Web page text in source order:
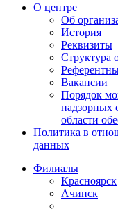
О центре
Об
История
Реквизиты
Структура
Вакансии
Порядок
надзорных
области
Политика в
данных
Филиалы
Красноярск
Ачинск